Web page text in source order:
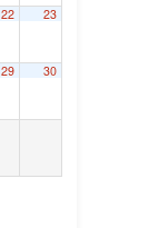
22 23
29 30